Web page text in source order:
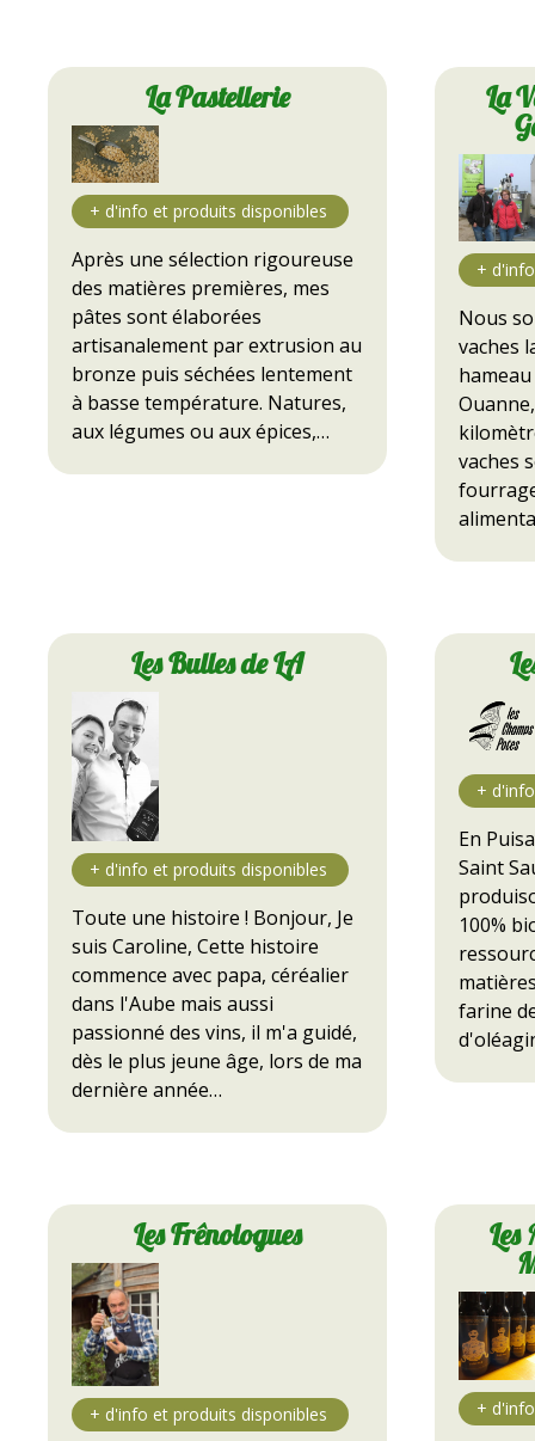
La Pastellerie
Après une sélection rigoureuse
des matières premières, mes
pâtes sont élaborées
artisanalement par extrusion au
bronze puis séchées lentement
à basse température. Natures,
aux légumes ou aux épices,…
La
Nous
vaches
vaches
Les Bulles de LA
Toute une histoire ! Bonjour, Je
suis Caroline, Cette histoire
commence avec papa, céréalier
dans l'Aube mais aussi
passionné des vins, il m'a guidé,
dès le plus jeune âge, lors de ma
dernière année…
En
Saint
100%
farine
Les Frênologues
Les